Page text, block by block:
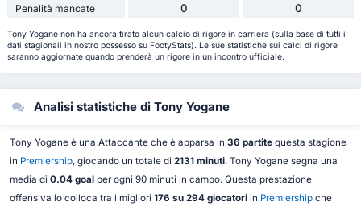
Penalità mancate 0 0
Tony Yogane non ha ancora tirato alcun calcio di rigore in carriera (sulla base di tutti i
dati stagionali in nostro possesso su FootyStats). Le sue statistiche sui calci di rigore
saranno aggiornate quando prenderà un rigore in un incontro ufficiale.
Analisi statistiche di Tony Yogane
Tony Yogane è una Attaccante che è apparsa in 36 partitequesta stagione
in Premiership, giocando un totale di 2131 minuti. Tony Yogane segna una
media di 0.04 goalper ogni 90 minuti in campo. Questa prestazione
offensiva lo colloca tra i migliori 176 su 294 giocatoriin Premiershipche